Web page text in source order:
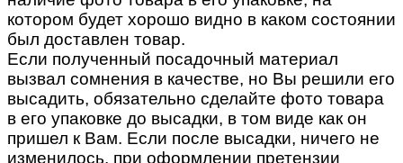
котором будет хорошо видно в каком состоянии
был доставлен товар.
Если полученный посадочный материал
вызвал сомнения в качестве, но Вы решили его
высадить, обязательно сделайте фото товара
в его упаковке до высадки, в том виде как он
пришел к Вам. Если после высадки, ничего не
изменилось, при оформлении претензии